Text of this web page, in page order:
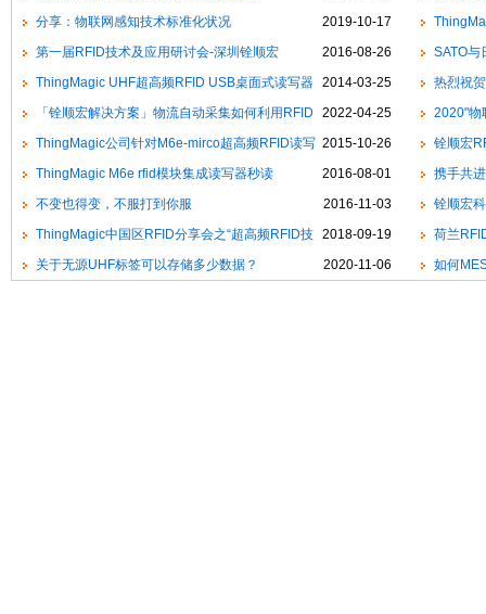
2019-10-17
分享：物联网感知技术标准化状况
2016-08-26
第一届RFID技术及应用研讨会-深圳铨顺宏
SATO与
2014-03-25
ThingMagic UHF超高频RFID USB桌面式读写器
热烈祝
会理事单位
2022-04-25
「铨顺宏解决方案」物流自动采集如何利用RFID
技术实现快准狠
2020"物
call~
2015-10-26
ThingMagic公司针对M6e-mirco超高频RFID读写
器模组固件升级
铨顺宏
如何利用
2016-08-01
ThingMagic M6e rfid模块集成读写器秒读
800PCS标签
携手共
技交流
2016-11-03
不变也得变，不服打到你服
铨顺宏
术引领物
2018-09-19
ThingMagic中国区RFID分享会之“超高频RFID技
术与应用”
荷兰
力销售增
2020-11-06
关于无源UHF标签可以存储多少数据？ 如何